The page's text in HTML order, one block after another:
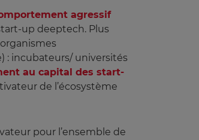
agressif
up deeptech. Plus
: incubateurs/ universités
au capital des start-
de l’écosystème
pour l’ensemble de